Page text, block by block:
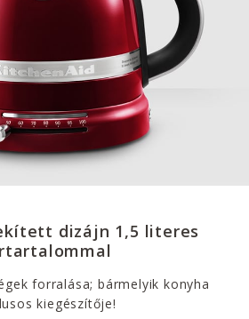
dizájn 1,5 literes
forralása; bármelyik konyha
kiegészítője!